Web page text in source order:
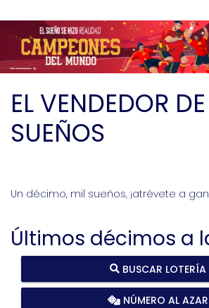
EL VENDEDOR DE
SUEÑOS
Un décimo, mil sueños, ¡atrévete a
Últimos décimos a
BUSCAR LOTERÍA
NÚMERO AL AZAR